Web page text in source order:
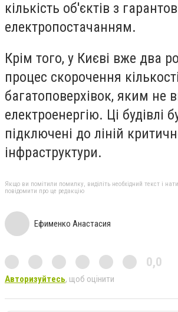
кількість об'єктів з
електропостачанням.
Крім того, у Києві вже два
процес скорочення кількості
багатоповерхівок, яким не
електроенергію. Ці будівлі
підключені до ліній
інфраструктури.
Якщо ви помітили помилку, виділіть необхідний текст і
повідомити про це редакцію
Ефименко Анастасия
0,0
Авторизуйтесь, щоб оцінити